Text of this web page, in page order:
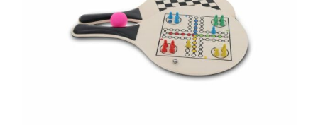
Douche timers